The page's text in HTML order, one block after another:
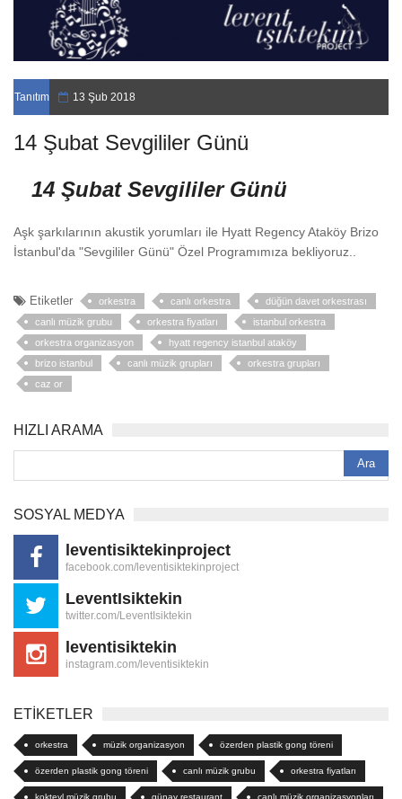
Tanıtım 13 Şub 2018
14 Şubat Sevgililer Günü
14 Şubat Sevgililer Günü
Aşk şarkılarının akustik yorumları ile Hyatt Regency Ataköy Brizo
İstanbul'da "Sevgililer Günü" Özel Programımıza bekliyoruz..
Etiketler orkestra canlı orkestra
düğün davet orkestrası
canlı müzik grubu
orkestra fiyatları
istanbul orkestra
orkestra organizasyon
hyatt regency istanbul ataköy
brizo istanbul
canlı müzik grupları
orkestra grupları
caz or
HIZLI ARAMA
SOSYAL MEDYA
leventisiktekinproject
facebook.com/leventisiktekinproject
LeventIsiktekin
twitter.com/LeventIsiktekin
leventisiktekin
instagram.com/leventisiktekin
ETİKETLER
orkestra müzik organizasyon özerden plastik gong töreni
özerden plastik gong töreni canlı müzik grubu orkestra fiyatları
kokteyl müzik grubu günay restaurant canlı müzik organizasyonları